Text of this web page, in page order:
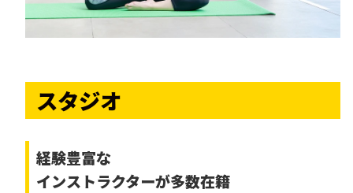
スタジオ
経験豊富な
インストラクターが多数在籍